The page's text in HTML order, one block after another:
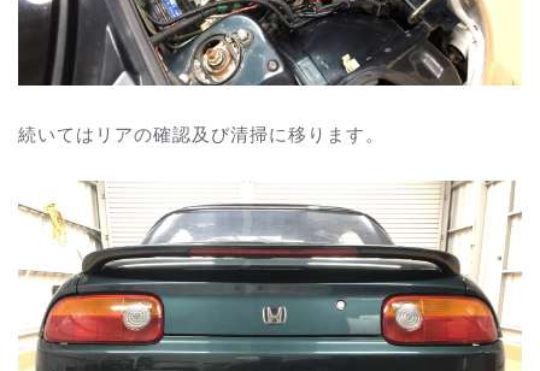
続いてはリアの確認及び清掃に移ります。